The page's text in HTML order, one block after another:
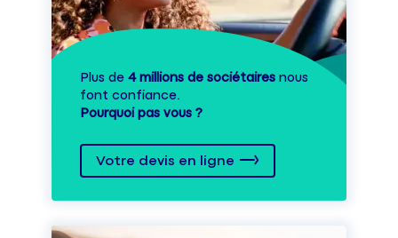
Plus de 4 millions de sociétaires nous
font confiance.
Pourquoi pas vous ?
Votre devis en ligne